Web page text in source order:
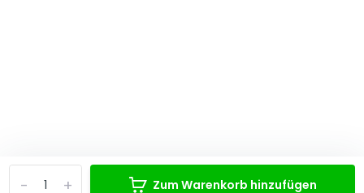
+
- Zum Warenkorb hinzufügen